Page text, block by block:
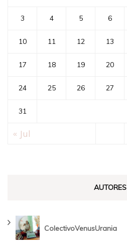
3 4 5 6
10 11 12 13
17 18 19 20
24 25 26 27
31
« Jul
AUTORES
ColectivoVenusUrania